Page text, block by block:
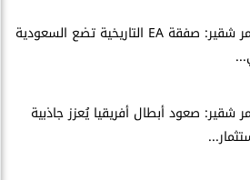
سامر شقير: صفقة EA التاريخية تضع السعودية
شقير: صعود أبطال أفريقيا يُعزز جاذبية